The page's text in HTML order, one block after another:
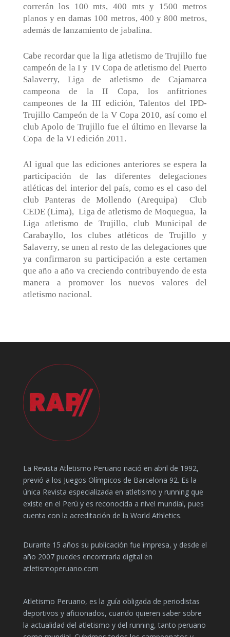
correrán los 100 mts, 400 mts y 1500 metros
planos y en damas 100 metros, 400 y 800 metros,
además de lanzamiento de jabalina.
Cabe recordar que la liga atletismo de Trujillo fue
campeón de la I y IV Copa de atletismo del Puerto
Salaverry, Liga de atletismo de Cajamarca
campeona de la II Copa, los anfitriones
campeones de la III edición, Talentos del IPD-
Trujillo Campeón de la V Copa 2010, así como el
club Apolo de Trujillo fue el último en llevarse la
Copa de la VI edición 2011.
Al igual que las ediciones anteriores se espera la
participación de las diferentes delegaciones
atléticas del interior del país, como es el caso del
club Panteras de Mollendo (Arequipa)
Club
CEDE (Lima), Liga de atletismo de Moquegua, la
Liga atletismo de Trujillo, club Municipal de
Carabayllo, los clubes atléticos de Trujillo y
Salaverry, se unen al resto de las delegaciones que
ya confirmaron su participación a este certamen
que año a año va creciendo contribuyendo de esta
manera a promover los nuevos valores del
atletismo nacional.
La Revista Atletismo Peruano nació en abril de 1992,
previó a los Juegos Olímpicos de Barcelona 92. Es la
única Revista especializada en atletismo y running que
existe en el Perú y es reconocida a nivel mundial, pues
cuenta con la acreditación de la World Athletics.
Durante 15 años su publicación fue impresa, y desde el
año 2007 puedes encontrarla digital en
atletismoperuano.com
Atletismo Peruano, es la guía obligada de periodistas
deportivos y aficionados, cuando quieren saber sobre
la actualidad del atletismo y del running, tanto peruano